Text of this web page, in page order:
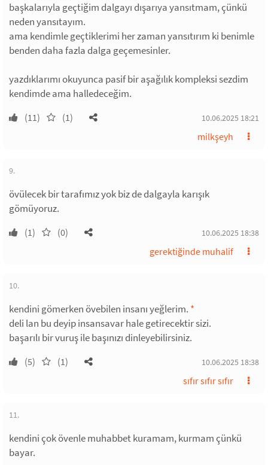
başkalarıyla geçtiğim dalgayı dışarıya yansıtmam, çünkü
neden yansıtayım.
ama kendimle geçtiklerimi her zaman yansıtırım ki benimle
benden daha fazla dalga geçemesinler.
yazdıklarımı okuyunca pasif bir aşağılık kompleksi sezdim
kendimde ama halledeceğim.
(11) (1) 10.06.2025 18:21
milkşeyh
9.
övülecek bir tarafımız yok biz de dalgayla karışık
gömüyoruz.
(1) (0) 10.06.2025 18:38
gerektiğinde muhalif
10.
kendini gömerken övebilen insanı yeğlerim. *
deli lan bu deyip insansavar hale getirecektir sizi.
başarılı bir vuruş ile başınızı dinleyebilirsiniz.
(5) (1) 10.06.2025 18:38
sıfır sıfır sıfır
11.
kendini çok övenle muhabbet kuramam, kurmam çünkü
bayar.